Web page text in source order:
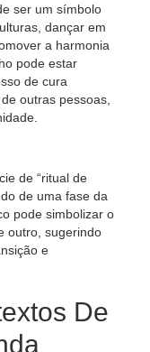
ser um símbolo
dançar em
a harmonia
pode estar
de cura
outras pessoas,
de “ritual de
de uma fase da
pode simbolizar o
outro, sugerindo
e
De